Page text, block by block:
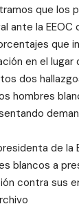
que los
ante la EEOC
que
en el lugar
dos
hombres
de la
blancos a
contra sus